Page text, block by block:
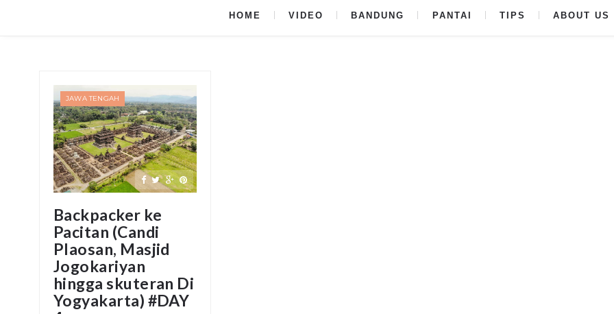
HOME VIDEO BANDUNG PANTAI TIPS ABOUT US
Backpacker ke
Pacitan (Candi
Plaosan, Masjid
Jogokariyan
hingga skuteran Di
Yogyakarta) #DAY
JAWA TENGAH